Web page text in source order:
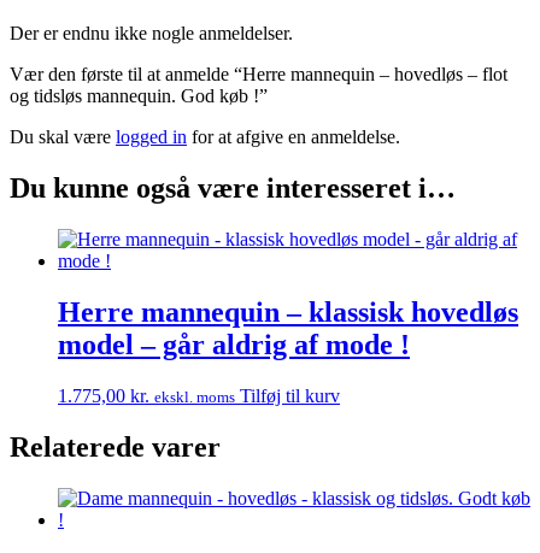
Der er endnu ikke nogle anmeldelser.
Vær den første til at anmelde “Herre mannequin – hovedløs – flot
og tidsløs mannequin. God køb !”
Du skal være logged in for at afgive en anmeldelse.
Du kunne også være interesseret i…
Herre mannequin – klassisk hovedløs
model – går aldrig af mode !
1.775,00 kr. ekskl. moms Tilføj til kurv
Relaterede varer